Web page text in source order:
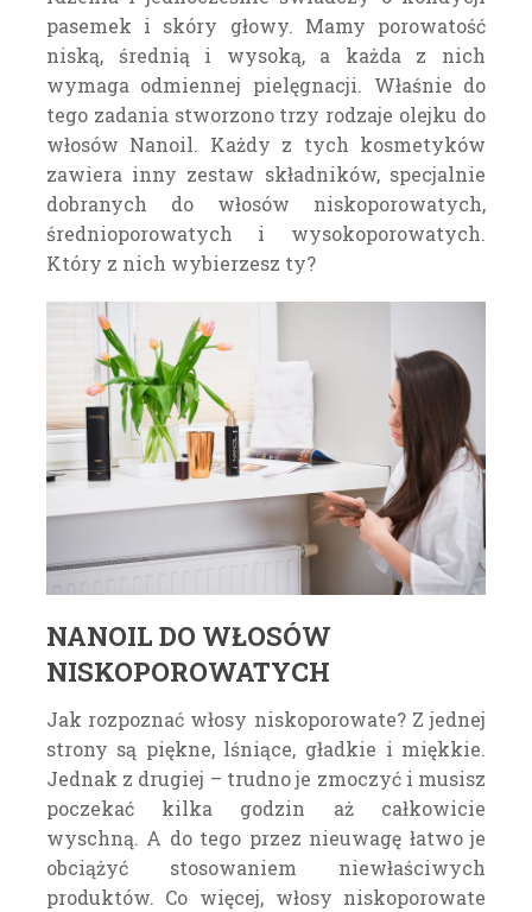
pasemek i skóry głowy. Mamy porowatość
niską, średnią i wysoką, a każda z nich
wymaga odmiennej pielęgnacji. Właśnie do
tego zadania stworzono trzy rodzaje olejku do
włosów Nanoil. Każdy z tych kosmetyków
zawiera inny zestaw składników, specjalnie
dobranych do włosów niskoporowatych,
średnioporowatych i wysokoporowatych.
Który z nich wybierzesz ty?
NANOIL DO WŁOSÓW
NISKOPOROWATYCH
Jak rozpoznać włosy niskoporowate? Z jednej
strony są piękne, lśniące, gładkie i miękkie.
Jednak z drugiej – trudno je zmoczyć i musisz
poczekać kilka godzin aż całkowicie
wyschną. A do tego przez nieuwagę łatwo je
obciążyć stosowaniem niewłaściwych
produktów. Co więcej, włosy niskoporowate